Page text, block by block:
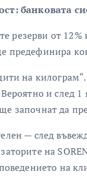
банковата
резерви от 12%
предефинира
на
и след
започнат да
— след
на
на